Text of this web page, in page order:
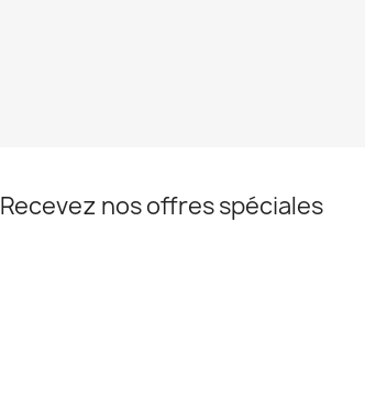
Recevez nos offres spéciales